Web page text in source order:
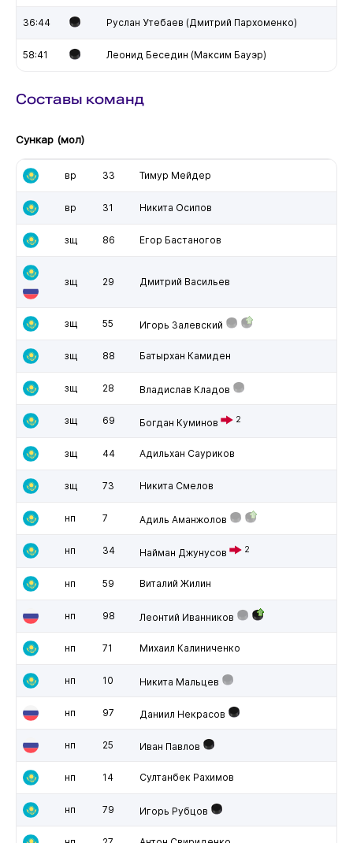
36:44 Руслан Утебаев (Дмитрий Пархоменко)
58:41 Леонид Беседин (Максим Бауэр)
Составы команд
Сункар (мол)
вр 33 Тимур Мейдер
вр 31 Никита Осипов
зщ 86 Егор Бастаногов
зщ 29 Дмитрий Васильев
зщ 55 Игорь Залевский
зщ 88 Батырхан Камиден
зщ 28 Владислав Кладов
зщ 69 Богдан Куминов 2
зщ 44 Адильхан Сауриков
зщ 73 Никита Смелов
нп 7 Адиль Аманжолов
нп 34 Найман Джунусов 2
нп 59 Виталий Жилин
нп 98 Леонтий Иванников
нп 71 Михаил Калиниченко
нп 10 Никита Мальцев
нп 97 Даниил Некрасов
нп 25 Иван Павлов
нп 14 Султанбек Рахимов
нп 79 Игорь Рубцов